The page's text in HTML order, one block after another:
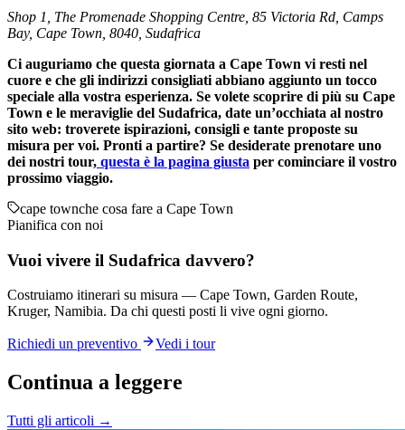
Shop 1, The Promenade Shopping Centre, 85 Victoria Rd, Camps
Bay, Cape Town, 8040, Sudafrica
Ci auguriamo che questa giornata a Cape Town vi resti nel
cuore e che gli indirizzi consigliati abbiano aggiunto un tocco
speciale alla vostra esperienza. Se volete scoprire di più su Cape
Town e le meraviglie del Sudafrica, date un’occhiata al nostro
sito web: troverete ispirazioni, consigli e tante proposte su
misura per voi. Pronti a partire? Se desiderate prenotare uno
dei nostri tour, questa è la pagina giusta per cominciare il vostro
prossimo viaggio.
cape townche cosa fare a Cape Town
Pianifica con noi
Vuoi vivere il Sudafrica davvero?
Costruiamo itinerari su misura — Cape Town, Garden Route,
Kruger, Namibia. Da chi questi posti li vive ogni giorno.
Richiedi un preventivo Vedi i tour
Continua a leggere
Tutti gli articoli →